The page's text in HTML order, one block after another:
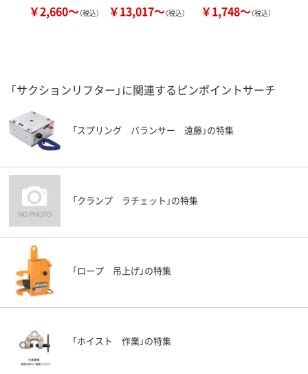
￥2,660～（税込） ￥13,017～（税込） ￥1,748～（税込）
「サクションリフター」に関連するピンポイントサーチ
「スプリング バランサー 遠藤」の特集
「クランプ ラチェット」の特集
「ロープ 吊上げ」の特集
「ホイスト 作業」の特集